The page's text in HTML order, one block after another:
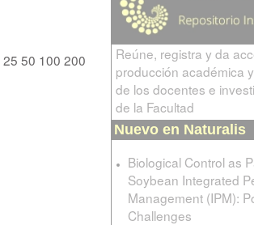
25 50 100 200
Reúne, registra y da
producción académica
de los docentes e
de la Facultad
Nuevo en Naturalis
Biological Control as
Soybean Integrated
Management (IPM):
Challenges